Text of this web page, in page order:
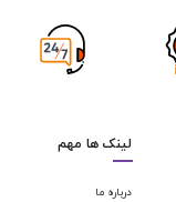
لینک ها مهم
درباره ما